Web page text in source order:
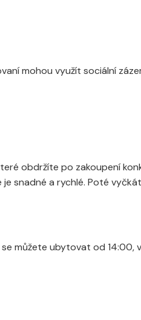
mohou využít sociální
obdržíte po zakoupení
snadné a rychlé. Poté
můžete ubytovat od 14:00,